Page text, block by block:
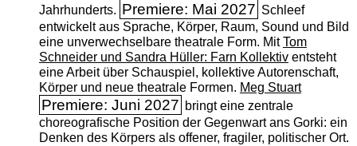
Jahrhunderts. Premiere: Mai 2027 Schleef
entwickelt aus Sprache, Körper, Raum, Sound und Bild
eine unverwechselbare theatrale Form. MitTom
Schneider und Sandra Hüller: Farn Kollektiventsteht
eine Arbeit über Schauspiel, kollektive Autorenschaft,
Körper und neue theatrale Formen. Meg Stuart
Premiere: Juni 2027 bringt eine zentrale
choreografische Position der Gegenwart ans Gorki: ein
Denken des Körpers als offener, fragiler, politischer Ort.